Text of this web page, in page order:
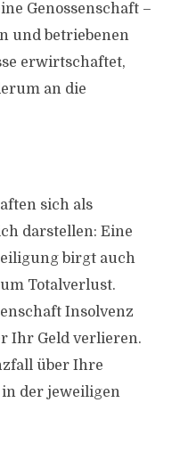
Genossenschaft –
und betriebenen
erwirtschaftet,
an die
sich als
darstellen: Eine
birgt auch
Totalverlust.
Insolvenz
Ihr Geld verlieren.
über Ihre
der jeweiligen